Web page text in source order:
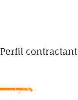
Perfil contractant